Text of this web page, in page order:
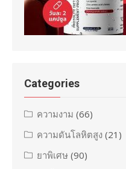
Categories
ความงาม (66)
ความดันโลหิตสูง (21)
ยาพิเศษ (90)